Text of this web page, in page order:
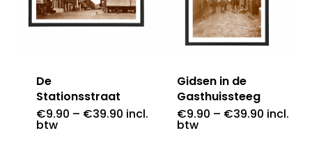
De
Stationsstraat
€9.90 – €39.90 incl.
btw
Gidsen in de
Gasthuissteeg
€9.90 – €39.90 incl.
btw